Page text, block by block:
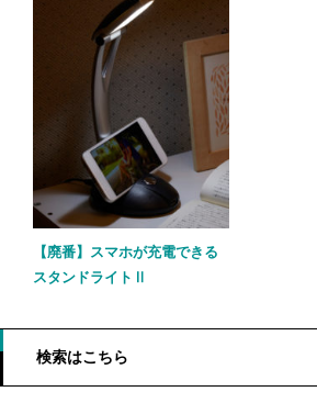
【廃番】スマホが充電できる
スタンドライトⅡ
検索はこちら